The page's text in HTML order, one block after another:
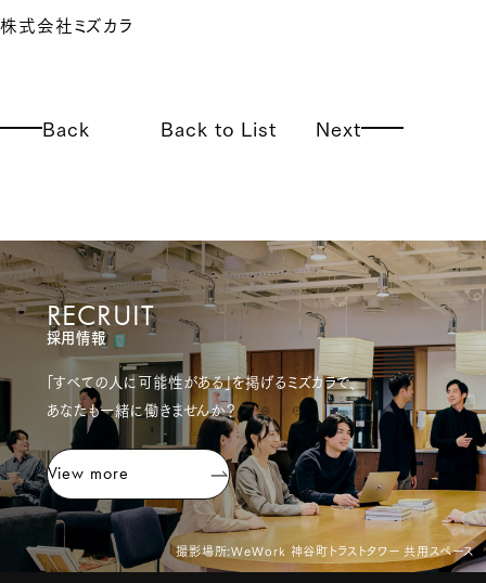
株式会社ミズカラ
Back Back to List Next
RECRUIT
採用情報
「すべての人に可能性がある」を掲げるミズカラで、
あなたも一緒に働きませんか？
撮影場所:WeWork 神谷町トラストタワー 共用スペース
View more